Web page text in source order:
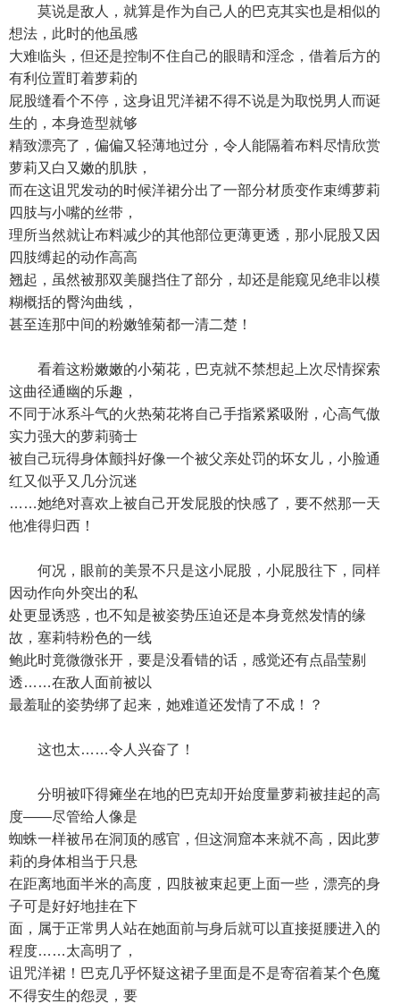
莫说是敌人，就算是作为自己人的巴克其实也是相似的
想法，此时的他虽感
大难临头，但还是控制不住自己的眼睛和淫念，借着后方的
有利位置盯着萝莉的
屁股缝看个不停，这身诅咒洋裙不得不说是为取悦男人而诞
生的，本身造型就够
精致漂亮了，偏偏又轻薄地过分，令人能隔着布料尽情欣赏
萝莉又白又嫩的肌肤，
而在这诅咒发动的时候洋裙分出了一部分材质变作束缚萝莉
四肢与小嘴的丝带，
理所当然就让布料减少的其他部位更薄更透，那小屁股又因
四肢缚起的动作高高
翘起，虽然被那双美腿挡住了部分，却还是能窥见绝非以模
糊概括的臀沟曲线，
甚至连那中间的粉嫩雏菊都一清二楚！
看着这粉嫩嫩的小菊花，巴克就不禁想起上次尽情探索
这曲径通幽的乐趣，
不同于冰系斗气的火热菊花将自己手指紧紧吸附，心高气傲
实力强大的萝莉骑士
被自己玩得身体颤抖好像一个被父亲处罚的坏女儿，小脸通
红又似乎又几分沉迷
……她绝对喜欢上被自己开发屁股的快感了，要不然那一天
他准得归西！
何况，眼前的美景不只是这小屁股，小屁股往下，同样
因动作向外突出的私
处更显诱惑，也不知是被姿势压迫还是本身竟然发情的缘
故，塞莉特粉色的一线
鲍此时竟微微张开，要是没看错的话，感觉还有点晶莹剔
透……在敌人面前被以
最羞耻的姿势绑了起来，她难道还发情了不成！？
这也太……令人兴奋了！
分明被吓得瘫坐在地的巴克却开始度量萝莉被挂起的高
度——尽管给人像是
蜘蛛一样被吊在洞顶的感官，但这洞窟本来就不高，因此萝
莉的身体相当于只悬
在距离地面半米的高度，四肢被束起更上面一些，漂亮的身
子可是好好地挂在下
面，属于正常男人站在她面前与身后就可以直接挺腰进入的
程度……太高明了，
诅咒洋裙！巴克几乎怀疑这裙子里面是不是寄宿着某个色魔
不得安生的怨灵，要